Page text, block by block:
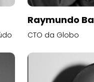
Raymundo
CTO da Globo